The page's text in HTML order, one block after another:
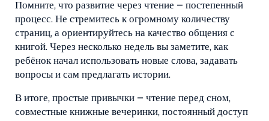
Помните, что развитие через чтение – постепенный
процесс. Не стремитесь к огромному количеству
страниц, а ориентируйтесь на качество общения с
книгой. Через несколько недель вы заметите, как
ребёнок начал использовать новые слова, задавать
вопросы и сам предлагать истории.
В итоге, простые привычки – чтение перед сном,
совместные книжные вечеринки, постоянный доступ